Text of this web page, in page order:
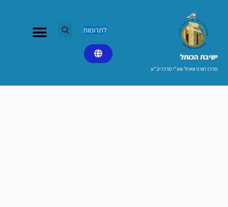
ישיבת הכותל​
מרכז תורני וואהל שע"י מרכז יב"ע
לתרומות